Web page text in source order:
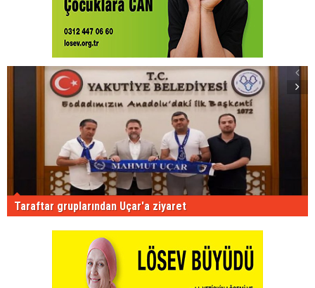
Taraftar gruplarından Uçar'a ziyaret